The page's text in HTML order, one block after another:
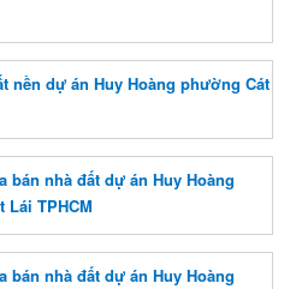
nền dự án Huy Hoàng phường Cát
bán nhà đất dự án Huy Hoàng
Lái TPHCM
bán nhà đất dự án Huy Hoàng